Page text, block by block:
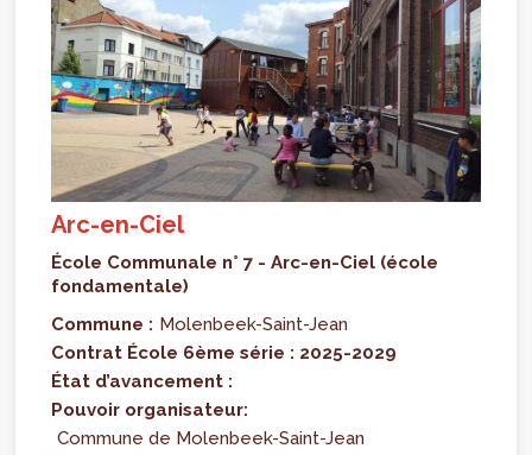
Arc-en-Ciel
École Communale n° 7 - Arc-en-Ciel (école
fondamentale)
Commune : Molenbeek-Saint-Jean
Contrat École 6ème série : 2025-2029
État d’avancement :
Pouvoir organisateur:
Commune de Molenbeek-Saint-Jean